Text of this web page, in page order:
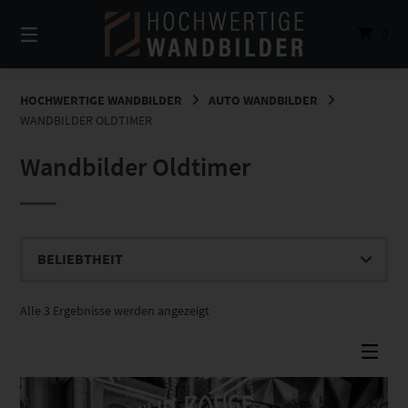
zum
Inhalt
HOCHWERTIGE WANDBILDER
AUTO WANDBILDER
WANDBILDER OLDTIMER
Wandbilder Oldtimer
Alle 3 Ergebnisse werden angezeigt
Dieses Produkt weist mehrere Varianten auf. Die Optionen können auf der Produktseite gewählt werden